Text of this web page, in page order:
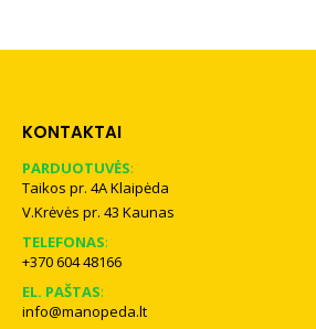
KONTAKTAI
PARDUOTUVĖS:
Taikos pr. 4A Klaipėda
V.Krėvės pr. 43 Kaunas
TELEFONAS:
+370 604 48166
EL. PAŠTAS:
info@manopeda.lt